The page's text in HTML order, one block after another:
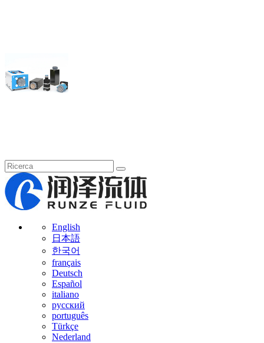
English
日本語
한국어
français
Deutsch
Español
italiano
русский
português
Türkçe
Nederland